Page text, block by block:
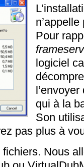
Pour
logiciel
qui à la
Son
pas plus à
fichiers. Nous